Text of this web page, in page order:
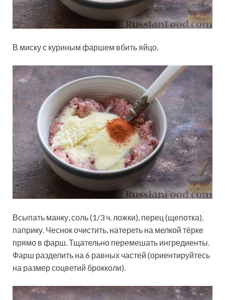
В миску с куриным фаршем вбить яйцо.
Всыпать манку, соль (1/3 ч. ложки), перец (щепотка),
паприку. Чеснок очистить, натереть на мелкой тёрке
прямо в фарш. Тщательно перемешать ингредиенты.
Фарш разделить на 6 равных частей (ориентируйтесь
на размер соцветий брокколи).